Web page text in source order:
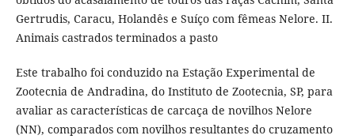
Gertrudis, Caracu, Holandês e Suíço com fêmeas Nelore. II.
Animais castrados terminados a pasto
Este trabalho foi conduzido na Estação Experimental de
Zootecnia de Andradina, do Instituto de Zootecnia, SP, para
avaliar as características de carcaça de novilhos Nelore
(NN), comparados com novilhos resultantes do cruzamento